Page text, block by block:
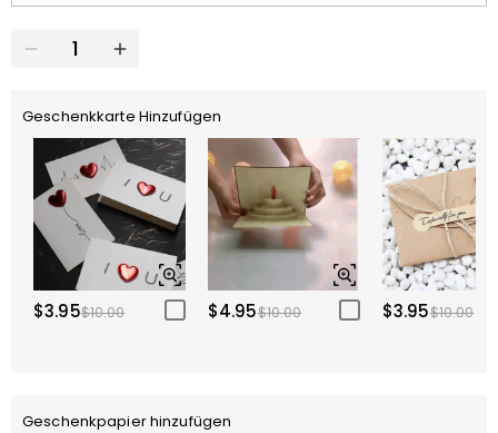
Geschenkkarte Hinzufügen
$3.95$10.00 $4.95$10.00 $3.95$10.00
Geschenkpapier hinzufügen